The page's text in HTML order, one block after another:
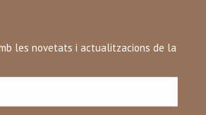
les novetats i actualitzacions de la